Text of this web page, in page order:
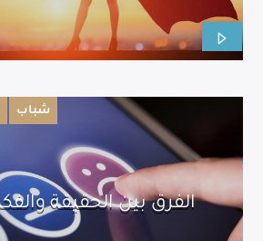
شباب
الفرق بين الحقيقة